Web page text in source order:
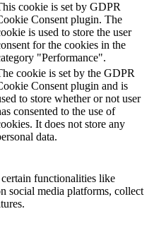
cookie is set by GDPR
Consent plugin. The
is used to store the user
for the cookies in the
"Performance".
cookie is set by the GDPR
Consent plugin and is
to store whether or not user
consented to the use of
It does not store any
data.
functionalities like
social media platforms, collect